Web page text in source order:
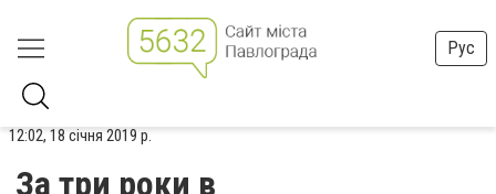
Рус
12:02, 18 січня 2019 р.
За три роки в